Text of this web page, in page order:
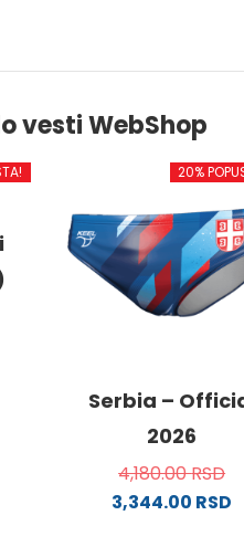
vesti WebShop
20%
Serbia –
2026
4,180.00RSD
3,344.00 RSD